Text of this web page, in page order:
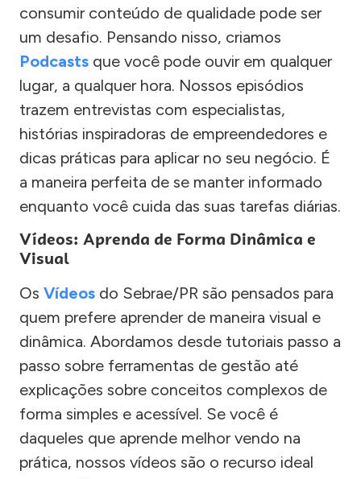
consumir conteúdo de qualidade pode ser
um desafio. Pensando nisso, criamos
Podcasts que você pode ouvir em qualquer
lugar, a qualquer hora. Nossos episódios
trazem entrevistas com especialistas,
histórias inspiradoras de empreendedores e
dicas práticas para aplicar no seu negócio. É
a maneira perfeita de se manter informado
enquanto você cuida das suas tarefas diárias.
Vídeos: Aprenda de Forma Dinâmica e
Visual
Os Vídeos do Sebrae/PR são pensados para
quem prefere aprender de maneira visual e
dinâmica. Abordamos desde tutoriais passo a
passo sobre ferramentas de gestão até
explicações sobre conceitos complexos de
forma simples e acessível. Se você é
daqueles que aprende melhor vendo na
prática, nossos vídeos são o recurso ideal